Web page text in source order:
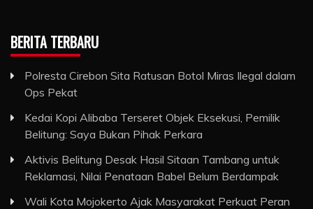
BERITA TERBARU
Polresta Cirebon Sita Ratusan Botol Miras Ilegal dalam
Ops Pekat
Kedai Kopi Alibaba Terseret Objek Eksekusi, Pemilik
Belitung: Saya Bukan Pihak Perkara
Aktivis Belitung Desak Hasil Sitaan Tambang untuk
Reklamasi, Nilai Penataan Babel Belum Berdampak
Wali Kota Mojokerto Ajak Masyarakat Perkuat Peran